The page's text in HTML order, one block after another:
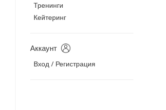
Тренинги
Кейтеринг
Аккаунт
Вход / Регистрация